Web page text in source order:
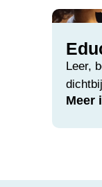
Leer,
Meer